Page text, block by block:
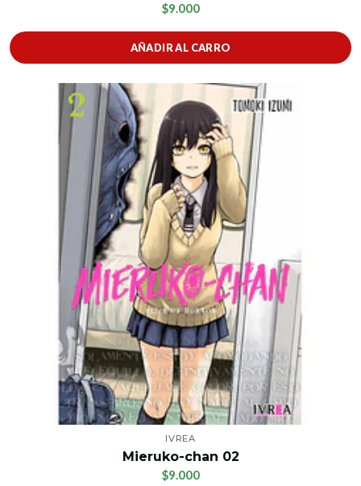
$9.000
AÑADIR AL CARRO
IVREA
Mieruko-chan 02
$9.000